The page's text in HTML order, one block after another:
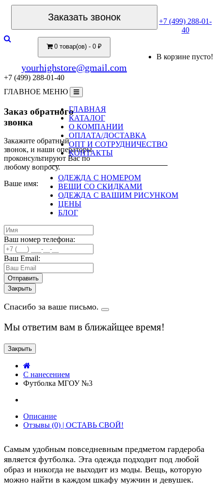
Заказать звонок
+7 (499) 288-01-
40
0 товар(ов) - 0 ₽
В корзине пусто!
yourhighstore@gmail.com
+7 (499) 288-01-40
ГЛАВНОЕ МЕНЮ
ГЛАВНАЯ
КАТАЛОГ
О КОМПАНИИ
ОПЛАТА/ДОСТАВКА
ОПТ И СОТРУДНИЧЕСТВО
КОНТАКТЫ
ОДЕЖДА С НОМЕРОМ
ВЕЩИ СО СКИДКАМИ
ОДЕЖДА С ВАШИМ РИСУНКОМ
ЦЕНЫ
БЛОГ
Заказ обратного
звонка
Закажите обратный
звонок, и наши операторы
проконсультируют Вас по
любому вопросу.
Ваше имя:
Ваш номер телефона:
Ваш Email:
Закрыть
Спасибо за ваше письмо.
Мы ответим вам в ближайщее время!
Закрыть
C нанесением
Футболка МГОУ №3
Описание
Отзывы (0) | ОСТАВЬ СВОЙ!
Самым удобным повседневным предметом гардероба
является футболка. Эта одежда подходит под любой
образ и никогда не выходит из моды. Вещь, которую
можно найти в каждом шкафу мужчин и девушек.